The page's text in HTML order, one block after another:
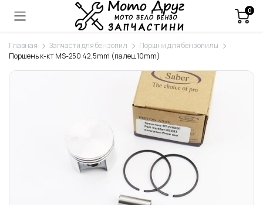
0
Главная Запчасти для бензопил
Поршни для бензопилы
Поршень к-кт MS-250 42,5mm (палец 10mm)